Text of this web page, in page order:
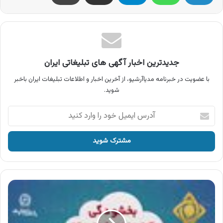
جدیدترین اخبار آگهی های تبلیغاتی ایران
با عضویت در خبرنامه مدیاآرشیو، از آخرین اخبار و اطلاعات تبلیغات ایران باخبر
شوید.
آدرس
ایمیل
خود
وارد
کنید
آگهی
تجارت